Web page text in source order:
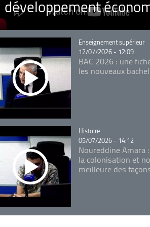
développement
Catégorie
Enseignement supérieur
12/07/2026 - 12:09
BAC 2026 : une
les nouveaux
Catégorie
Histoire
05/07/2026 - 14:12
Noureddine Amara
la colonisation et
meilleure des